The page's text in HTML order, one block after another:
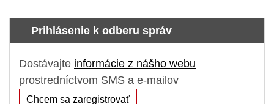
Prihlásenie k odberu správ
Dostávajte informácie z nášho webu
prostredníctvom SMS a e-mailov
Chcem sa zaregistrovať